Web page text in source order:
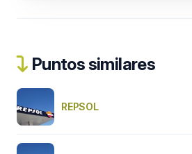
Puntos similares
REPSOL